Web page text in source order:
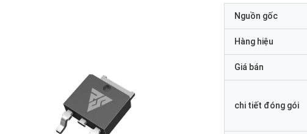
Nguồn gốc
Hàng hiệu
Giá bán
chi tiết đóng gói